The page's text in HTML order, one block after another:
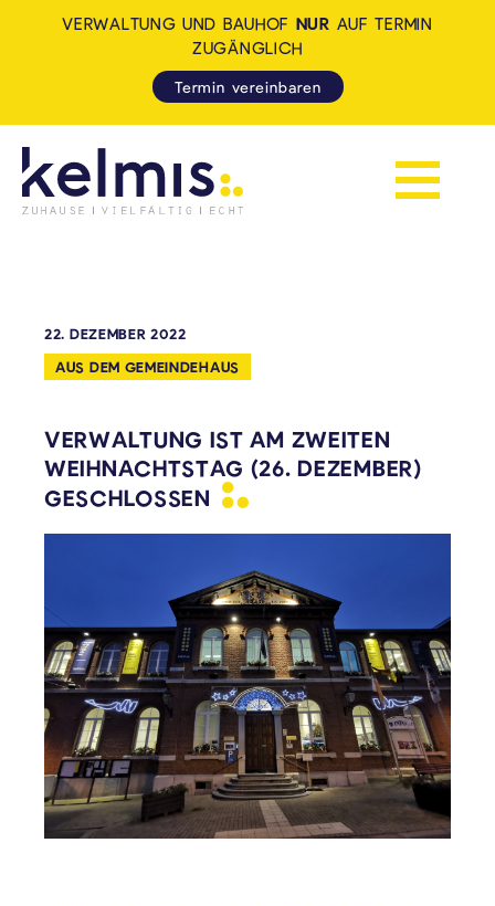
Navigation
VERWALTUNG UND BAUHOF NUR AUF TERMIN
ZUGÄNGLICH
Termin vereinbaren
22. DEZEMBER 2022
AUS DEM GEMEINDEHAUS
VERWALTUNG IST AM ZWEITEN
WEIHNACHTSTAG (26. DEZEMBER)
GESCHLOSSEN